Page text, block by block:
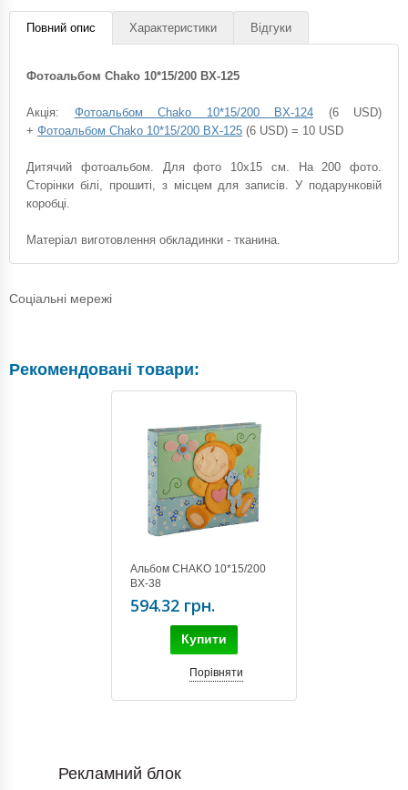
Повний опис Характеристики Відгуки
Фотоальбом Chako 10*15/200 BX-125
Акція: Фотоальбом Chako 10*15/200 BX-124 (6 USD)
+ Фотоальбом Chako 10*15/200 BX-125 (6 USD) = 10 USD
Дитячий фотоальбом. Для фото 10х15 см. На 200 фото.
Сторінки білі, прошиті, з місцем для записів. У подарунковій
коробці.
Матеріал виготовлення обкладинки - тканина.
Соціальні мережі
Рекомендовані товари:
Альбом CHAKO 10*15/200
BX-38
594.32 грн.
Купити
Порівняти
Рекламний блок